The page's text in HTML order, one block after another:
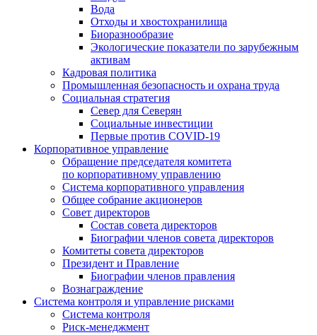
Вода
Отходы и хвостохранилища
Биоразнообразие
Экологические показатели по зарубежным
активам
Кадровая политика
Промышленная безопасность и охрана труда
Социальная стратегия
Север для Северян
Социальные инвестиции
Первые против COVID‑19
Корпоративное управление
Обращение председателя комитета
по корпоративному управлению
Система корпоративного управления
Общее собрание акционеров
Совет директоров
Состав совета директоров
Биографии членов совета директоров
Комитеты совета директоров
Президент и Правление
Биографии членов правления
Вознаграждение
Система контроля и управление рисками
Система контроля
Риск-менеджмент